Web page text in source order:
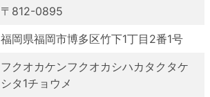
〒812-0895
福岡県福岡市博多区竹下1丁目2番1号
フクオカケンフクオカシハカタクタケ
シタ1チョウメ